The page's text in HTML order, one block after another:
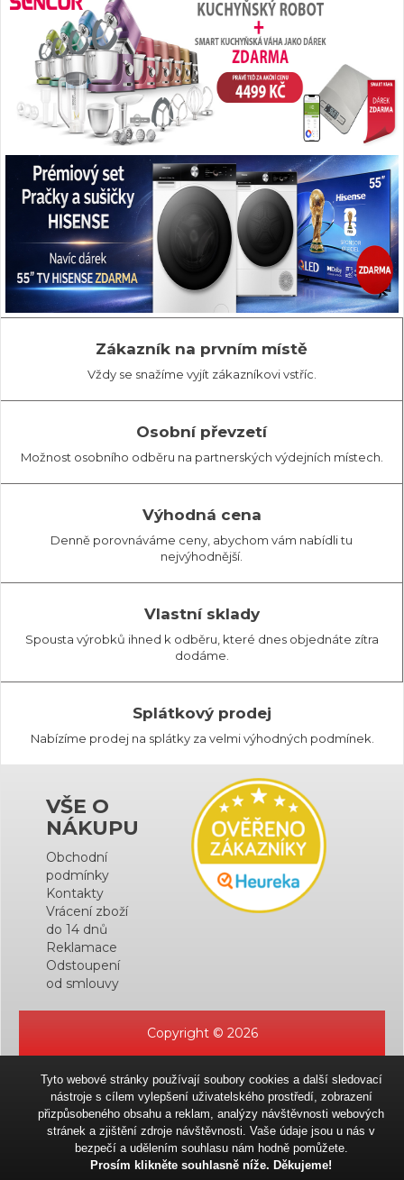
Zákazník na prvním místě
Vždy se snažíme vyjít zákazníkovi vstříc.
Osobní převzetí
Možnost osobního odběru na partnerských výdejních místech.
Výhodná cena
Denně porovnáváme ceny, abychom vám nabídli tu
nejvýhodnější.
Vlastní sklady
Spousta výrobků ihned k odběru, které dnes objednáte zítra
dodáme.
Splátkový prodej
Nabízíme prodej na splátky za velmi výhodných podmínek.
VŠE O
NÁKUPU
Obchodní
podmínky
Kontakty
Vrácení zboží
do 14 dnů
Reklamace
Odstoupení
od smlouvy
Copyright © 2026
Tyto webové stránky používají soubory cookies a další sledovací
nástroje s cílem vylepšení uživatelského prostředí, zobrazení
přizpůsobeného obsahu a reklam, analýzy návštěvnosti webových
stránek a zjištění zdroje návštěvnosti. Vaše údaje jsou u nás v
bezpečí a udělením souhlasu nám hodně pomůžete.
Prosím klikněte souhlasně níže. Děkujeme!